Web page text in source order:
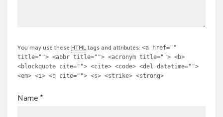
You may use these HTMLtags and attributes: <a href=""
title=""> <abbr title=""> <acronym title=""> <b>
<blockquote cite=""> <cite> <code> <del datetime="">
<em> <i> <q cite=""> <s> <strike> <strong>
Name*